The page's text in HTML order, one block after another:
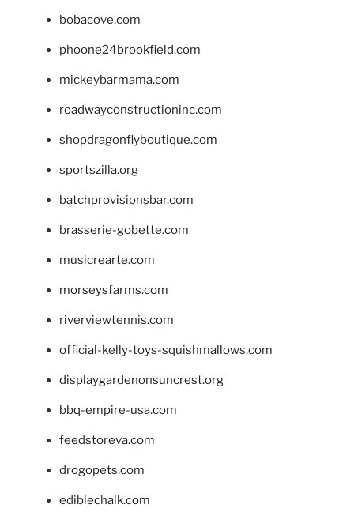
bobacove.com
phoone24brookfield.com
mickeybarmama.com
roadwayconstructioninc.com
shopdragonflyboutique.com
sportszilla.org
batchprovisionsbar.com
brasserie-gobette.com
musicrearte.com
morseysfarms.com
riverviewtennis.com
official-kelly-toys-squishmallows.com
displaygardenonsuncrest.org
bbq-empire-usa.com
feedstoreva.com
drogopets.com
ediblechalk.com